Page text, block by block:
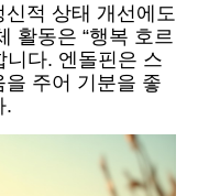
적 상태 개선에도
활동은 “행복 호르
니다. 엔돌핀은 스
주어 기분을 좋
.